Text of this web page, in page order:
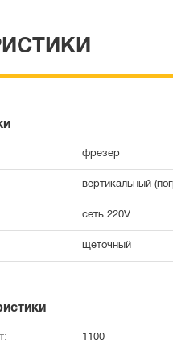
фрезер
вертикальный
сеть 220V
щеточный
1100